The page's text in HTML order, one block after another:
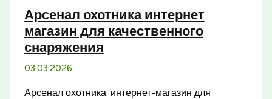
в
России
Арсенал охотника интернет
магазин для качественного
снаряжения
03.03.2026
Арсенал охотника: интернет-магазин для